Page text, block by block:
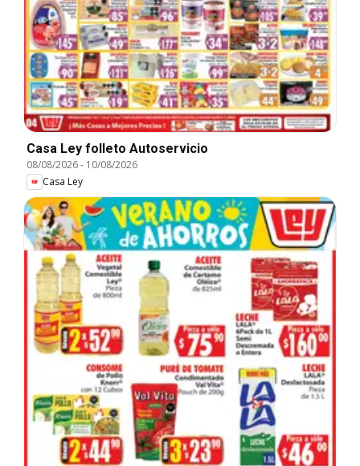
Casa Ley folleto Autoservicio
08/08/2026- 10/08/2026
Casa Ley